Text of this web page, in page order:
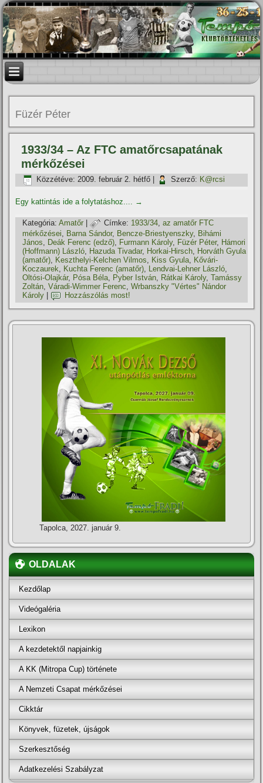
Füzér Péter
1933/34 – Az FTC amatőrcsapatának
mérkőzései
Közzétéve: 2009. február 2. hétfő Szerző: K@rcsi
Egy kattintás ide a folytatáshoz.... →
Kategória: Amatőr | Címke: 1933/34,az amatőr FTC
mérkőzései, Barna Sándor, Bencze-Briestyenszky, Bihámi
János, Deák Ferenc (edző), Furmann Károly, Füzér Péter, Hámori
(Hoffmann) László, Hazuda Tivadar, Horkai-Hirsch, Horváth Gyula
(amatőr), Keszthelyi-Kelchen Vilmos, Kiss Gyula, Kővári-
Koczaurek, Kuchta Ferenc (amatőr), Lendvai-Lehner László,
Oltósi-Olajkár, Pósa Béla, Pyber István, Rátkai Károly,Tamássy
Zoltán,Váradi-Wimmer Ferenc,Wrbanszky "Vértes" Nándor
Károly
Hozzászólás most!
Tapolca, 2027. január 9.
OLDALAK
Kezdőlap
Videógaléria
Lexikon
A kezdetektől napjainkig
A KK (Mitropa Cup) története
A Nemzeti Csapat mérkőzései
Cikktár
Könyvek, füzetek, újságok
Szerkesztőség
Adatkezelési Szabályzat